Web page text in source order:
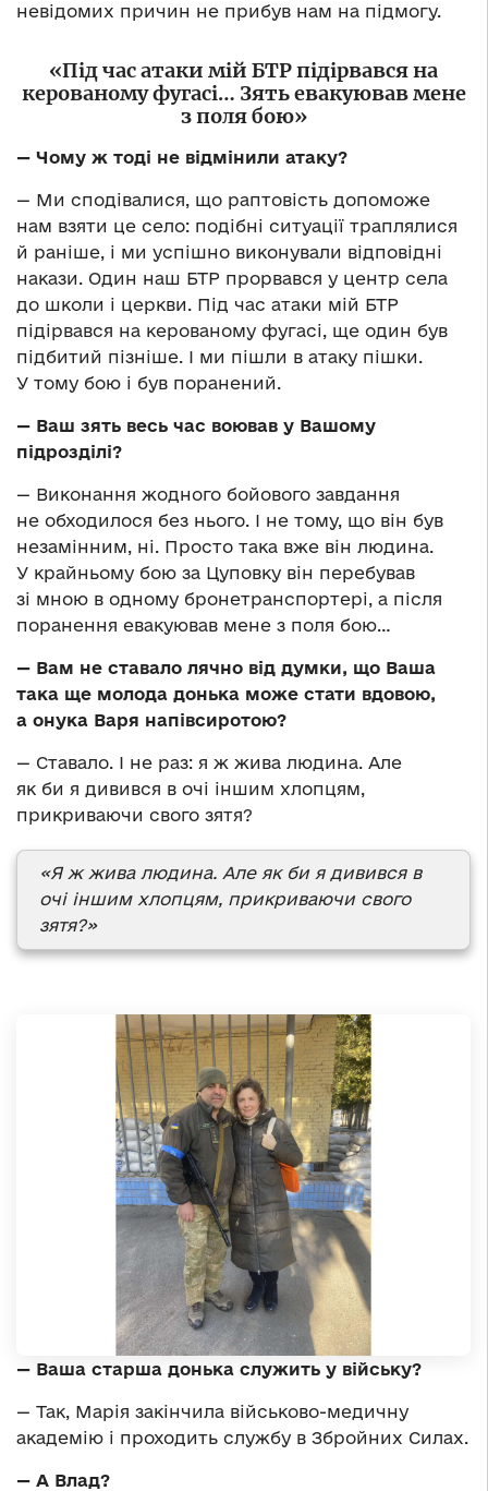
невідомих причин не прибув нам на підмогу.
«Під час атаки мій БТР підірвався на
керованому фугасі… Зять евакуював мене
з поля бою»
— Чому ж тоді не відмінили атаку?
— Ми сподівалися, що раптовість допоможе
нам взяти це село: подібні ситуації траплялися
й раніше, і ми успішно виконували відповідні
накази. Один наш БТР прорвався у центр села
до школи і церкви. Під час атаки мій БТР
підірвався на керованому фугасі, ще один був
підбитий пізніше. І ми пішли в атаку пішки.
У тому бою і був поранений.
— Ваш зять весь час воював у Вашому
підрозділі?
— Виконання жодного бойового завдання
не обходилося без нього. І не тому, що він був
незамінним, ні. Просто така вже він людина.
У крайньому бою за Цуповку він перебував
зі мною в одному бронетранспортері, а після
поранення евакуював мене з поля бою…
— Вам не ставало лячно від думки, що Ваша
така ще молода донька може стати вдовою,
а онука Варя напівсиротою?
— Ставало. І не раз: я ж жива людина. Але
як би я дивився в очі іншим хлопцям,
прикриваючи свого зятя?
«Я ж жива людина. Але як би я дивився в
очі іншим хлопцям, прикриваючи свого
зятя?»
— Ваша старша донька служить у війську?
— Так, Марія закінчила військово-медичну
академію і проходить службу в Збройних Силах.
— А Влад?